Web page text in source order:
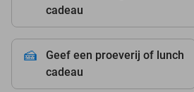
cadeau
🍰
Geef een proeverij of lunch
cadeau